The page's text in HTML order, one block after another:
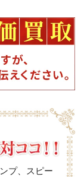
プ、スピー